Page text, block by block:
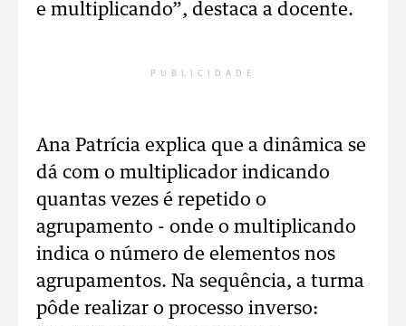
e multiplicando”, destaca a docente.
PUBLICIDADE
Ana Patrícia explica que a dinâmica se
dá com o multiplicador indicando
quantas vezes é repetido o
agrupamento - onde o multiplicando
indica o número de elementos nos
agrupamentos. Na sequência, a turma
pôde realizar o processo inverso: